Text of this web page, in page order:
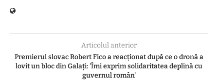
Articolul anterior
Premierul slovac Robert Fico a reacționat după ce o dronă a
lovit un bloc din Galați: 'Îmi exprim solidaritatea deplină cu
guvernul român'